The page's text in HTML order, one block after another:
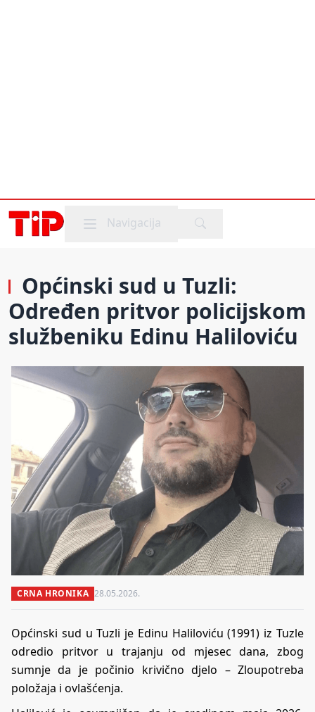
Mobile menu
Navigacija
Općinski sud u Tuzli:
Određen pritvor policijskom
službeniku Edinu Haliloviću
CRNA HRONIKA 28.05.2026.
Općinski sud u Tuzli je Edinu Haliloviću (1991) iz Tuzle
odredio pritvor u trajanju od mjesec dana, zbog
sumnje da je počinio krivično djelo – Zloupotreba
položaja i ovlašćenja.